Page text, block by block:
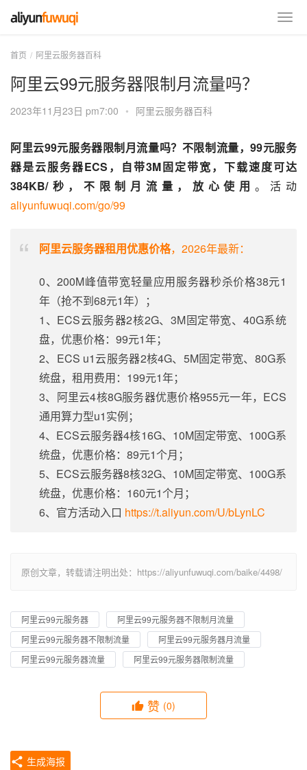
首页 阿里云服务器百科
阿里云99元服务器限制月流量吗？
2023年11月23日 pm7:00 • 阿里云服务器百科
阿里云99元服务器限制月流量吗？不限制流量，99元服务
器是云服务器ECS，自带3M固定带宽，下载速度可达
384KB/秒，不限制月流量，放心使用
aliyunfuwuqi.com/go/99
阿里云服务器租用优惠价格，2026年最新：
0、200M峰值带宽轻量应用服务器秒杀价格38元1
年（抢不到68元1年）；
1、ECS云服务器2核2G、3M固定带宽、40G系统
盘，优惠价格：99元1年；
2、ECS u1云服务器2核4G、5M固定带宽、80G系
统盘，租用费用：199元1年；
3、阿里云4核8G服务器优惠价格955元一年，ECS
通用算力型u1实例；
4、ECS云服务器4核16G、10M固定带宽、100G系
统盘，优惠价格：89元1个月；
5、ECS云服务器8核32G、10M固定带宽、100G系
统盘，优惠价格：160元1个月；
6、官方活动入口 https://t.aliyun.com/U/bLynLC
原创文章，转载请注明出处：https://aliyunfuwuqi.com/baike/4498/
阿里云99元服务器
阿里云99元服务器不限制月流量
阿里云99元服务器不限制流量
阿里云99元服务器月流量
阿里云99元服务器流量
阿里云99元服务器限制流量
赞 (0)
生成海报